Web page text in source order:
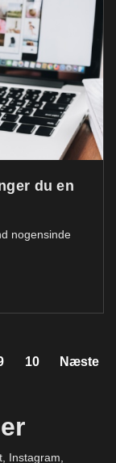
du en
nogensinde
10 Næste
Instagram,